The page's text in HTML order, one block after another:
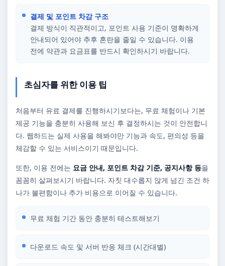
결제 및 포인트 차감 구조
결제 방식이 직관적이고, 포인트 사용 기준이 명확하게
안내되어 있어야 추후 혼란을 줄일 수 있습니다. 이용
전에 약관과 요금표를 반드시 확인하시기 바랍니다.
초심자를 위한 이용 팁
처음부터 유료 결제를 진행하시기보다는, 무료 체험이나 기본
제공 기능을 충분히 사용해 보신 후 결정하시는 것이 안전합니
다. 웹하드는 실제 사용을 해봐야만 기능과 속도, 편의성 등을
체감할 수 있는 서비스이기 때문입니다.
또한, 이용 전에는 요금 안내, 포인트 차감 기준, 공지사항 등을
꼼꼼히 살펴보시기 바랍니다. 자칫 대수롭지 않게 넘긴 조건 하
나가 불편함이나 추가 비용으로 이어질 수 있습니다.
무료 체험 기간 동안 충분히 테스트해보기
다운로드 속도 및 서버 반응 체크 (시간대별)